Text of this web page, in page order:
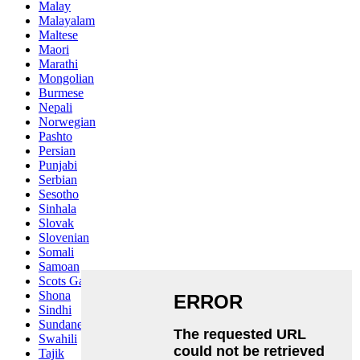
Malay
Malayalam
Maltese
Maori
Marathi
Mongolian
Burmese
Nepali
Norwegian
Pashto
Persian
Punjabi
Serbian
Sesotho
Sinhala
Slovak
Slovenian
Somali
Samoan
Scots Gaelic
Shona
Sindhi
Sundanese
Swahili
Tajik